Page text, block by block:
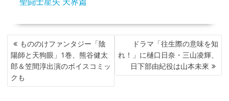
投
稿
ナ
ビ
ゲ
もののけファンタジー「陰
陽師と天狗眼」1巻、熊谷健太
郎＆笠間淳出演のボイスコミッ
クも
ドラマ「往生際の意味を知
れ！」に樋口日奈・三山凌輝、
日下部由紀役は山本未來